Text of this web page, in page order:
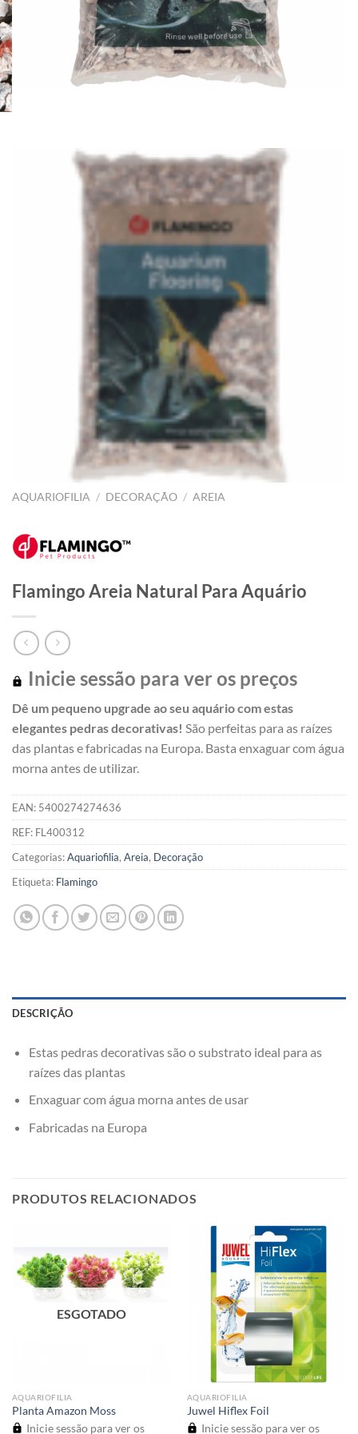
AQUARIOFILIA / DECORAÇÃO / AREIA
Flamingo Areia Natural Para Aquário
Inicie sessão para ver os preços
Dê um pequeno upgrade ao seu aquário com estas
elegantes pedras decorativas! São perfeitas para as raízes
das plantas e fabricadas na Europa. Basta enxaguar com água
morna antes de utilizar.
EAN: 5400274274636
REF: FL400312
Categorias:Aquariofilia, Areia, Decoração
Etiqueta: Flamingo
DESCRIÇÃO
Estas pedras decorativas são o substrato ideal para as
raízes das plantas
Enxaguar com água morna antes de usar
Fabricadas na Europa
PRODUTOS RELACIONADOS
ESGOTADO
AQUARIOFILIA
Planta Amazon Moss
Inicie sessão para ver os
AQUARIOFILIA
Juwel Hiflex Foil
Inicie sessão para ver os